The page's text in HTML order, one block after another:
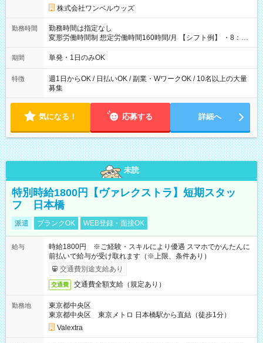
株式会社ワンベルウッズ
勤務時間
勤務時間は指定なし
変形労働時間制 想定労働時間160時間/月 【シフト例】 ・8：00
～21：00
期間 単発・1日のみOK
特徴
週1日からOK / 日払いOK / 副業・WワークOK / 10名以上の大量
募集
気になる！ 応募する 詳細へ
未読
特別時給1800円【ヴァレクストラ】短期スタッ
フ 日本橋
派遣 ブランクOK WEB登録・面接OK
給与
時給1800円 ※ご経験・スキルにより優遇 スマホでかんたんに
前払いで給与が受け取れます（※上限、条件あり）
交通費別途支給あり
交通費 交通費全額支給（規定あり）
勤務地
東京都中央区
東京都中央区 東京メトロ 日本橋駅から直結（徒歩1分）
Valextra